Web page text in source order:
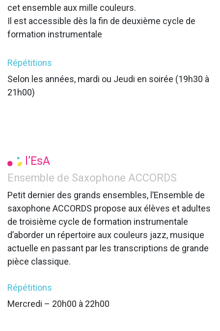
cet ensemble aux mille couleurs.
Il est accessible dès la fin de deuxième cycle de
formation instrumentale
Répétitions
Selon les années, mardi ou Jeudi en soirée (19h30 à
21h00)
l’EsA
Ensemble de Saxophone ACCORDS
Petit dernier des grands ensembles, l’Ensemble de
saxophone ACCORDS propose aux élèves et adultes
de troisième cycle de formation instrumentale
d’aborder un répertoire aux couleurs jazz, musique
actuelle en passant par les transcriptions de grande
pièce classique.​
Répétitions
Mercredi – 20h00 à 22h00